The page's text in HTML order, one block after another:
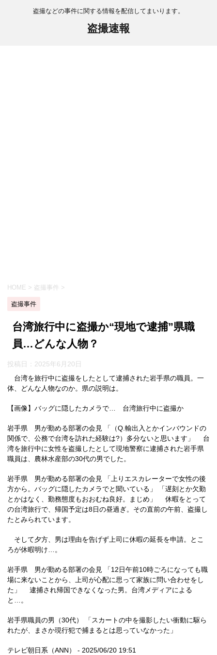
盗撮などの事件に関する情報を配信してまいります。
盗撮速報
HOME > 盗撮事件 >
盗撮事件
台湾旅行中に盗撮か“現地で逮捕”県職
員…どんな人物？
投稿日： 2025年6月20日
台湾を旅行中に盗撮をしたとして逮捕された岩手県の職員。一
体、どんな人物なのか。県の説明は。
【画像】バッグに隠したカメラで… 台湾旅行中に盗撮か
岩手県 男が勤める部署の会見 「（Q.輸出入とかインバウンドの
関係で、公務で台湾を訪れた経験は?）多分ないと思います」 台
湾を旅行中に女性を盗撮したとして現地警察に逮捕された岩手県
職員は、農林水産部の30代の男でした。
岩手県 男が勤める部署の会見 「上りエスカレーターで女性の後
方から。バッグに隠したカメラでと聞いている」 「遅刻とか欠勤
とかはなく、勤務態度もおおむね良好。まじめ」 休暇をとって
の台湾旅行で、帰国予定は8日の昼過ぎ。その直前の午前、盗撮し
たとみられています。
そして夕方、男は理由を告げず上司に休暇の延長を申請。とこ
ろが休暇明け…。
岩手県 男が勤める部署の会見 「12日午前10時ごろになっても職
場に来ないことから、上司が心配に思って家族に問い合わせをし
た」 逮捕され帰国できなくなった男。台湾メディアによる
と…。
岩手県職員の男（30代） 「スカートの中を撮影したい衝動に駆ら
れたが、まさか現行犯で捕まるとは思っていなかった」
テレビ朝日系（ANN） - 2025/06/20 19:51